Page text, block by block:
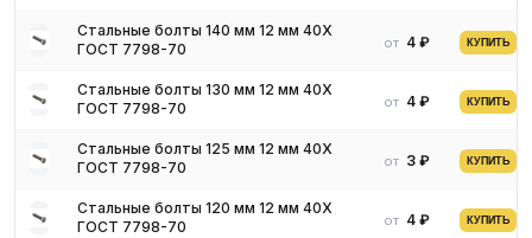
наделенные более низким классом прочности, для соединения
ответственных сооружений, подвергающиеся большим
метизы (ГОСТ 7817-70).
проволочный металлопрокат выполненный из углеродистой,
низкоуглеродистой и легированной марок стали 10КП, 20КП, 10,
20, 35, 20Г2Р, 65Г, 40Х, 30Х3МФ, 30Х2АФ, 30Х2НМФА. Из
данных высококачественных стальных расплавов производятся
Стальные болты 140 мм 12 мм 40Х
ГОСТ 7798-70
от 4 ₽ КУПИТЬ
Стальные болты 130 мм 12 мм 40Х
ГОСТ 7798-70
от 4 ₽ КУПИТЬ
Стальные болты 125 мм 12 мм 40Х
ГОСТ 7798-70
от 3 ₽ КУПИТЬ
Стальные болты 120 мм 12 мм 40Х
ГОСТ 7798-70
от 4 ₽ КУПИТЬ